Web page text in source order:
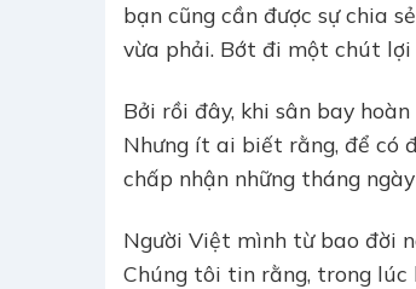
bạn cũng cần được sự chia
vừa phải. Bớt đi một chút lợi
Bởi rồi đây, khi sân bay
Nhưng ít ai biết rằng, để có
chấp nhận những tháng
Người Việt mình từ bao đời
Chúng tôi tin rằng, trong lúc